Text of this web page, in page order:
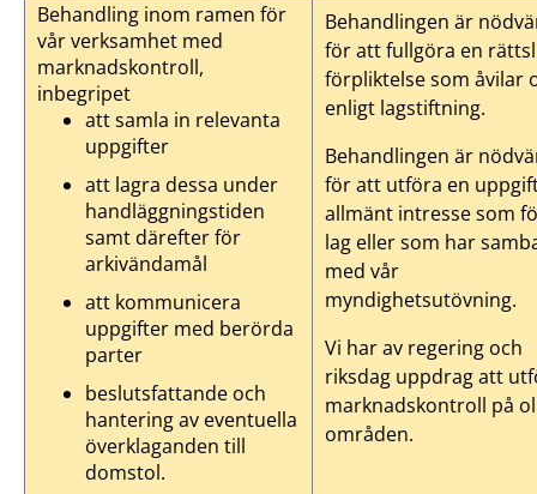
Behandling inom ramen för
vår verksamhet med
marknadskontroll,
inbegripet
att samla in relevanta
uppgifter
att lagra dessa under
handläggningstiden
samt därefter för
arkivändamål
att kommunicera
uppgifter med berörda
parter
beslutsfattande och
hantering av eventuella
överklaganden till
domstol.
Behandlingen är
för att fullgöra en
förpliktelse som åvilar
enligt lagstiftning.
Behandlingen är
för att utföra en
allmänt intresse som
lag eller som har
med vår
myndighetsutövning.
Vi har av regering och
riksdag uppdrag att
marknadskontroll på
områden.